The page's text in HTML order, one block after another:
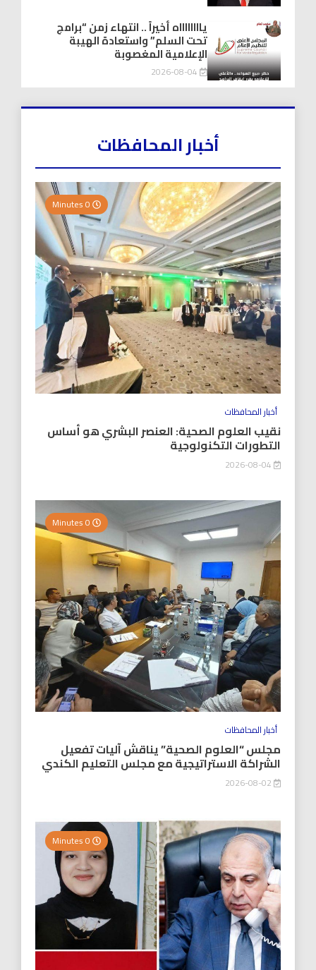
يااااااااه أخيراً .. انتهاء زمن “برامج
تحت السلم” واستعادة الهيبة
الإعلامية المغصوبة
2026-08-04
أخبار المحافظات
أخبار المحافظات
نقيب العلوم الصحية: العنصر البشري هو أساس
التطورات التكنولوجية
أخبار المحافظات
مجلس “العلوم الصحية” يناقش آليات تفعيل
الشراكة الاستراتيجية مع مجلس التعليم الكندي